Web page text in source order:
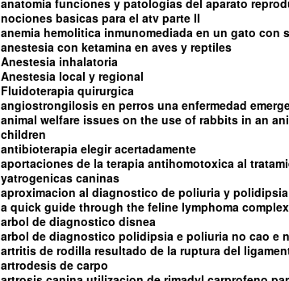
anatomia funciones y patologias del aparato
nociones basicas para el atv parte II
anemia hemolitica inmunomediada en un gato con
anestesia con ketamina en aves y reptiles
Anestesia inhalatoria
Anestesia local y regional
Fluidoterapia quirurgica
angiostrongilosis en perros una enfermedad
animal welfare issues on the use of rabbits in an
children
antibioterapia elegir acertadamente
aportaciones de la terapia antihomotoxica al
yatrogenicas caninas
aproximacion al diagnostico de poliuria y polidipsia
a quick guide through the feline lymphoma complex
arbol de diagnostico disnea
arbol de diagnostico polidipsia e poliuria no cao e
artritis de rodilla resultado de la ruptura del
artrodesis de carpo